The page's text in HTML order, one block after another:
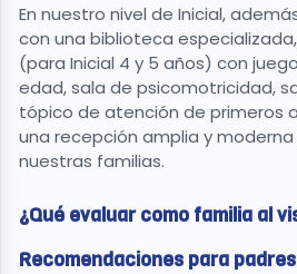
En nuestro nivel de Inicial,
con una biblioteca
(para Inicial 4 y 5 años) con
edad, sala de psicomotricidad,
tópico de atención de primeros
una recepción amplia y
nuestras familias.
¿Qué evaluar como familia al
Recomendaciones para padres